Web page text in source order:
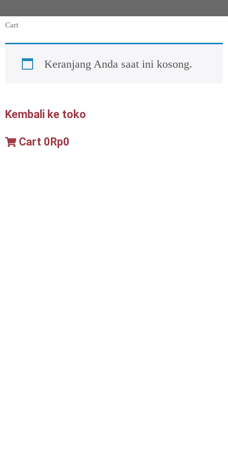
Cart
Keranjang Anda saat ini kosong.
Kembali ke toko
Cart 0Rp0